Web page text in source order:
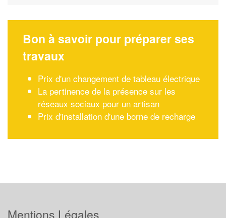
Bon à savoir pour préparer ses
travaux
Prix d'un changement de tableau électrique
La pertinence de la présence sur les
réseaux sociaux pour un artisan
Prix d'installation d'une borne de recharge
Mentions Légales